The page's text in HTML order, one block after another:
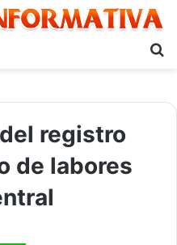
registro
de labores